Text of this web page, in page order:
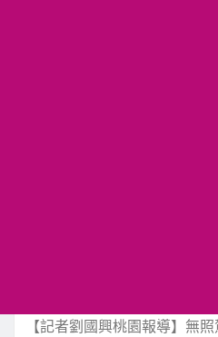
【記者劉國興桃園報導】無